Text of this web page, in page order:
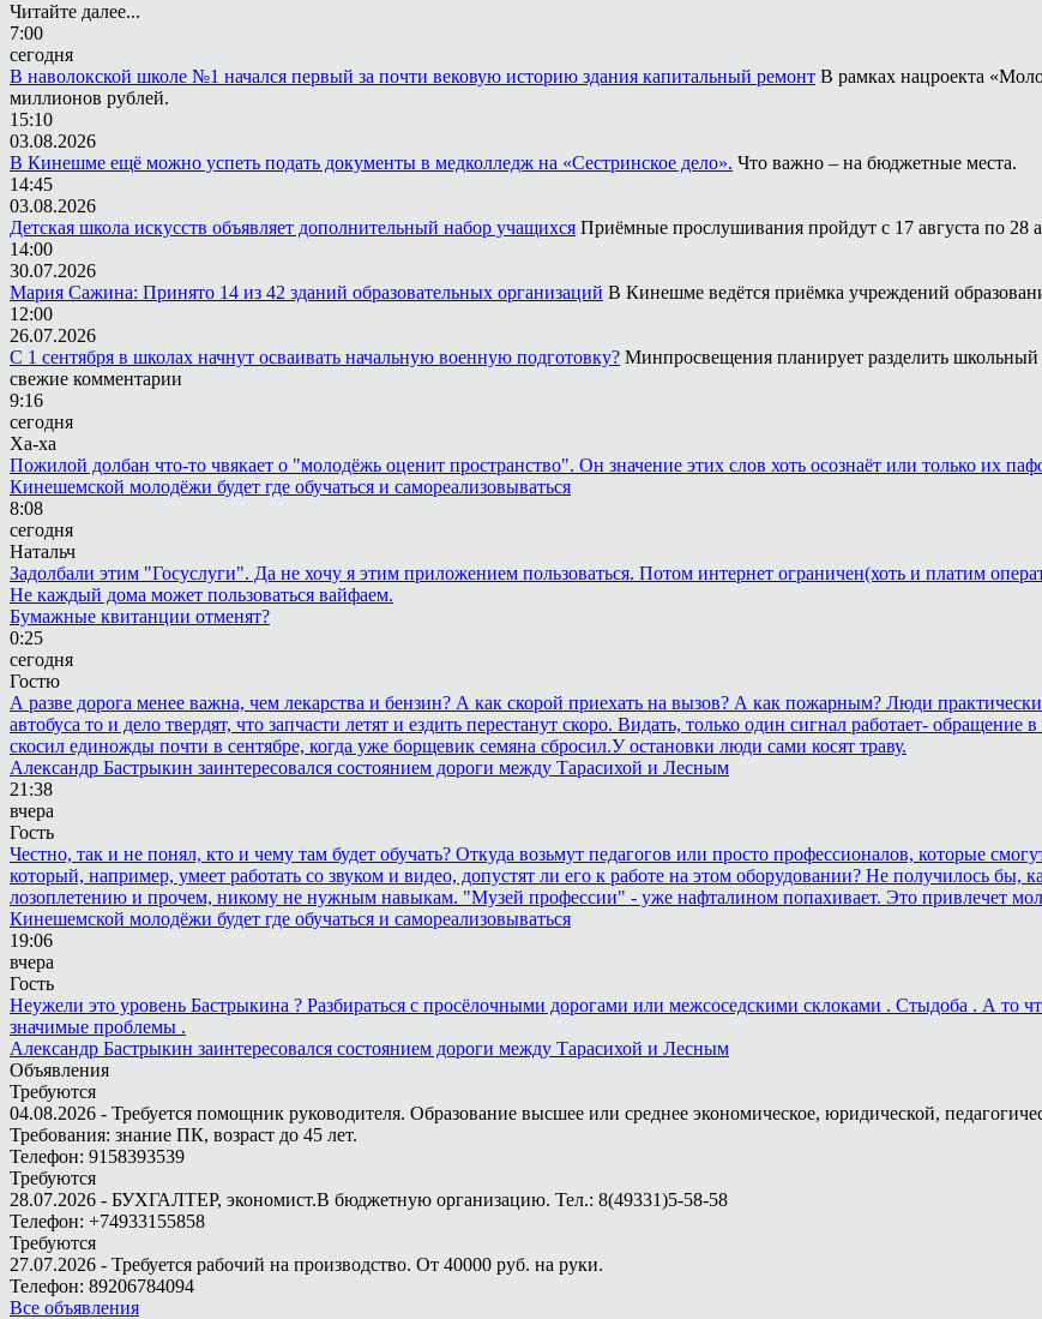
Читайте далее...
7:00
сегодня
В наволокской школе №1 начался первый за почти вековую историю здания капитальный ремонт В рамках нацроекта
миллионов рублей.
15:10
03.08.2026
В Кинешме ещё можно успеть подать документы в медколледж на «Сестринское дело». Что важно – на бюджетные места.
14:45
03.08.2026
Детская школа искусств объявляет дополнительный набор учащихся Приёмные прослушивания пройдут с 17 августа по 28
14:00
30.07.2026
Мария Сажина: Принято 14 из 42 зданий образовательных организаций В Кинешме ведётся приёмка учреждений
12:00
26.07.2026
С 1 сентября в школах начнут осваивать начальную военную подготовку? Минпросвещения планирует разделить
свежие комментарии
9:16
сегодня
Ха-ха
Пожилой долбан что-то чвякает о "молодёжь оценит пространство". Он значение этих слов хоть осознаёт или только их
Кинешемской молодёжи будет где обучаться и самореализовываться
8:08
сегодня
Натальч
Задолбали этим "Госуслуги". Да не хочу я этим приложением пользоваться. Потом интернет ограничен(хоть и платим
Не каждый дома может пользоваться вайфаем.
Бумажные квитанции отменят?
0:25
сегодня
Гостю
А разве дорога менее важна, чем лекарства и бензин? А как скорой приехать на вызов? А как пожарным? Люди
автобуса то и дело твердят, что запчасти летят и ездить перестанут скоро. Видать, только один сигнал работает-
скосил единожды почти в сентябре, когда уже борщевик семяна сбросил.У остановки люди сами косят траву.
Александр Бастрыкин заинтересовался состоянием дороги между Тарасихой и Лесным
21:38
вчера
Гость
Честно, так и не понял, кто и чему там будет обучать? Откуда возьмут педагогов или просто профессионалов, которые
который, например, умеет работать со звуком и видео, допустят ли его к работе на этом оборудовании? Не получилось бы,
лозоплетению и прочем, никому не нужным навыкам. "Музей профессии" - уже нафталином попахивает. Это привлечет
Кинешемской молодёжи будет где обучаться и самореализовываться
19:06
вчера
Гость
Неужели это уровень Бастрыкина ? Разбираться с просёлочными дорогами или межсоседскими склоками . Стыдоба . А то
значимые проблемы .
Александр Бастрыкин заинтересовался состоянием дороги между Тарасихой и Лесным
Объявления
Требуются
04.08.2026 - Требуется помощник руководителя. Образование высшее или среднее экономическое, юридической,
Требования: знание ПК, возраст до 45 лет.
Телефон: 9158393539
Требуются
28.07.2026 - БУХГАЛТЕР, экономист.В бюджетную организацию. Тел.: 8(49331)5-58-58
Телефон: +74933155858
Требуются
27.07.2026 - Требуется рабочий на производство. От 40000 руб. на руки.
Телефон: 89206784094
Все объявления